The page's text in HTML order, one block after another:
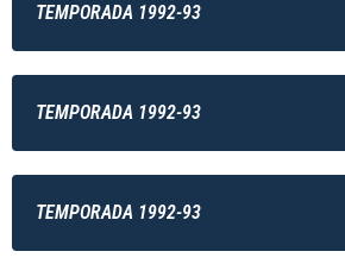
TEMPORADA 1992-93
TEMPORADA 1992-93
TEMPORADA 1992-93